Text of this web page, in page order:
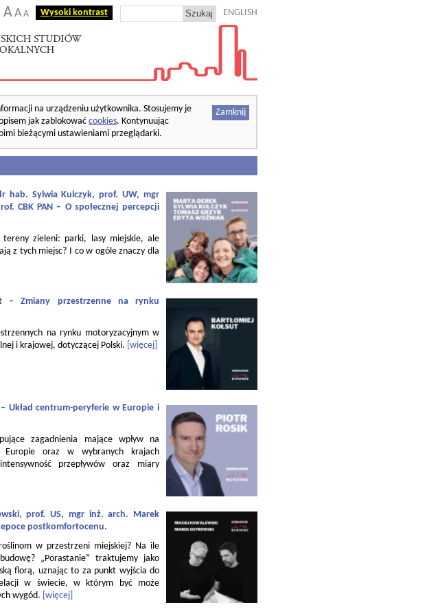
AA A Wysoki kontrast ENGLISH
Zamknij
na urządzeniu użytkownika. Stosujemy je
jak zablokowaćcookies. Kontynuując
bieżącymi ustawieniami przeglądarki.
Sylwia Kulczyk, prof. UW, mgr
CBK PAN – O społecznej percepcji
tereny zieleni: parki, lasy miejskie, ale
z tych miejsc? I co w ogóle znaczy dla
– Zmiany przestrzenne na rynku
na rynku motoryzacyjnym w
i krajowej, dotyczącej Polski. [więcej]
Układ centrum-peryferie w Europie i
zagadnienia mające wpływ na
Europie oraz w wybranych krajach
przepływów oraz miary
prof. US, mgr inż. arch. Marek
epoce postkomfortocenu.
w przestrzeni miejskiej? Na ile
„Porastanie” traktujemy jako
florą, uznając to za punkt wyjścia do
w świecie, w którym być może
wygód. [więcej]